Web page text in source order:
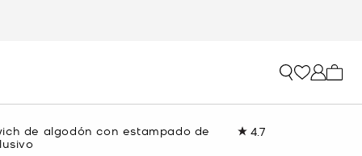
de algodón con estampado de
4.7